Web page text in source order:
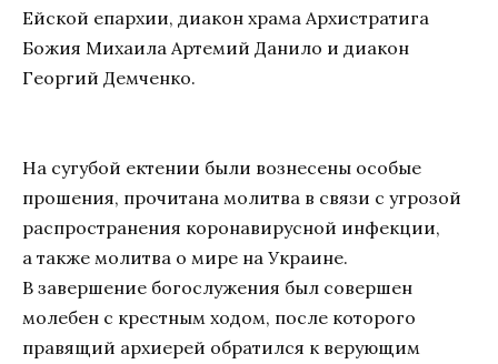
Ейской епархии, диакон храма Архистратига
Божия Михаила Артемий Данило и диакон
Георгий Демченко.
На сугубой ектении были вознесены особые
прошения, прочитана молитва в связи с угрозой
распространения коронавирусной инфекции,
а также молитва о мире на Украине.
В завершение богослужения был совершен
молебен с крестным ходом, после которого
правящий архиерей обратился к верующим